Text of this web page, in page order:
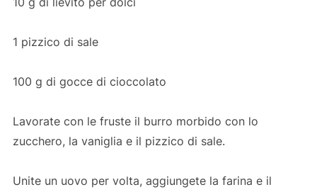
1 pizzico di sale
100 g di gocce di cioccolato
Lavorate con le fruste il burro morbido con lo
zucchero, la vaniglia e il pizzico di sale.
Unite un uovo per volta, aggiungete la farina e il